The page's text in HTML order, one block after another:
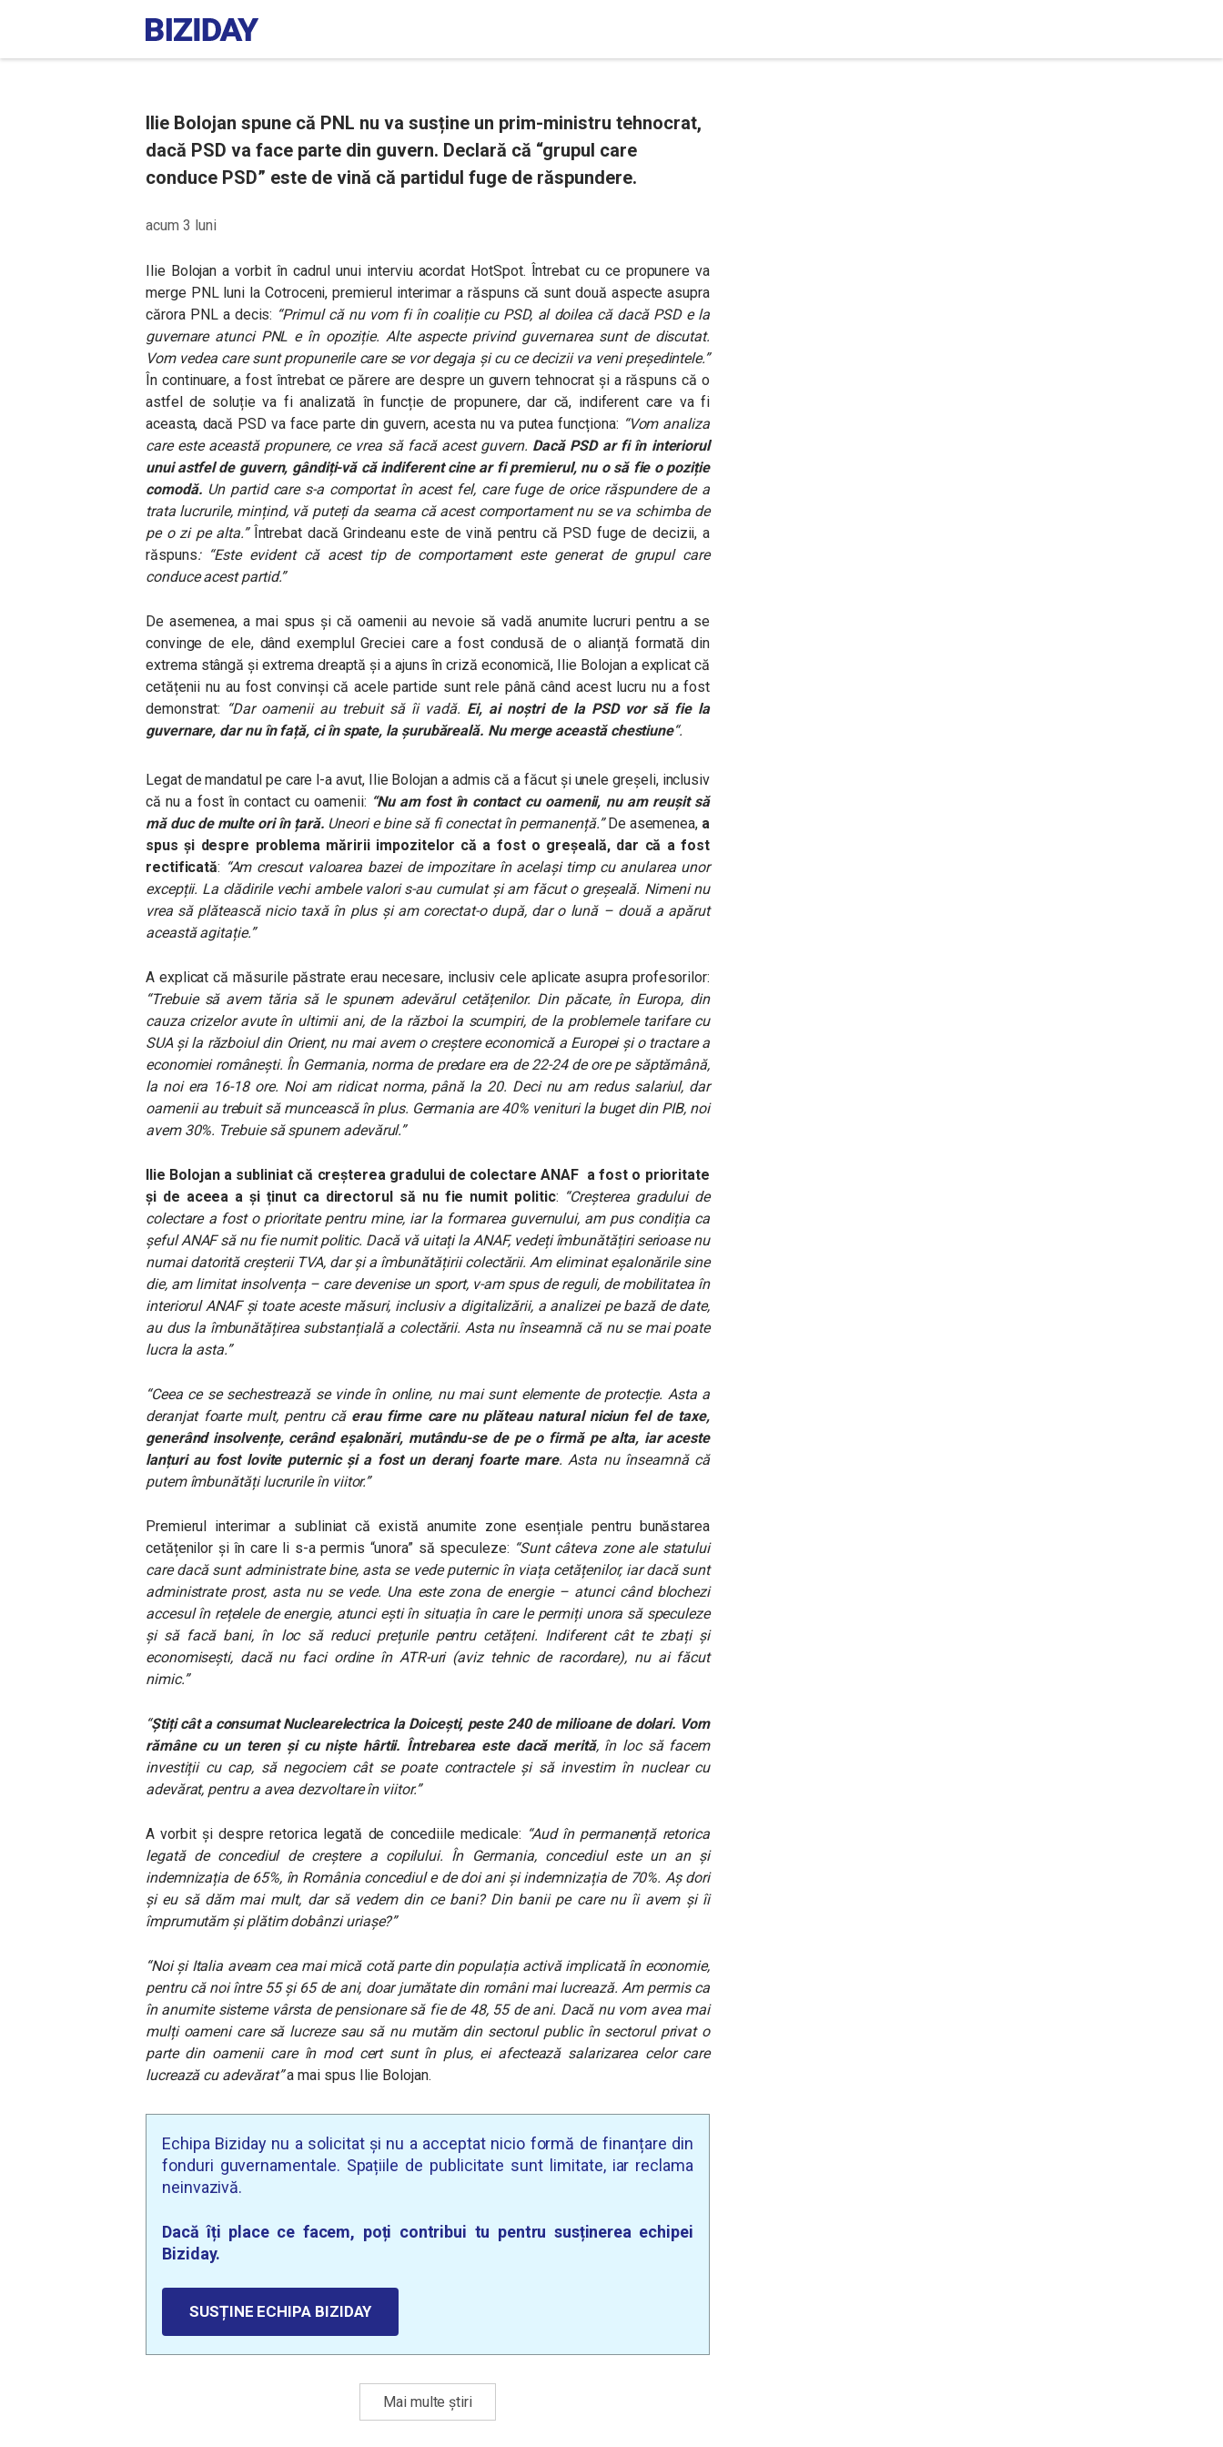
Ilie Bolojan spune că PNL nu va susține un prim-ministru tehnocrat,
dacă PSD va face parte din guvern. Declară că “grupul care
conduce PSD” este de vină că partidul fuge de răspundere.
acum 3 luni
Ilie Bolojan a vorbit în cadrul unui interviu acordat HotSpot. Întrebat cu ce propunere va
merge PNL luni la Cotroceni, premierul interimar a răspuns că sunt două aspecte asupra
cărora PNL a decis: “Primul că nu vom fi în coaliție cu PSD, al doilea că dacă PSD e la
guvernare atunci PNL e în opoziție. Alte aspecte privind guvernarea sunt de discutat.
Vom vedea care sunt propunerile care se vor degaja și cu ce decizii va veni președintele.”
În continuare, a fost întrebat ce părere are despre un guvern tehnocrat și a răspuns că o
astfel de soluție va fi analizată în funcție de propunere, dar că, indiferent care va fi
aceasta, dacă PSD va face parte din guvern, acesta nu va putea funcționa: “Vom analiza
care este această propunere, ce vrea să facă acest guvern. Dacă PSD ar fi în interiorul
unui astfel de guvern, gândiți-vă că indiferent cine ar fi premierul, nu o să fie o poziție
comodă. Un partid care s-a comportat în acest fel, care fuge de orice răspundere de a
trata lucrurile, mințind, vă puteți da seama că acest comportament nu se va schimba de
pe o zi pe alta.” Întrebat dacă Grindeanu este de vină pentru că PSD fuge de decizii, a
răspuns: “Este evident că acest tip de comportament este generat de grupul care
conduce acest partid.”
De asemenea, a mai spus și că oamenii au nevoie să vadă anumite lucruri pentru a se
convinge de ele, dând exemplul Greciei care a fost condusă de o alianță formată din
extrema stângă și extrema dreaptă și a ajuns în criză economică, Ilie Bolojan a explicat că
cetățenii nu au fost convinși că acele partide sunt rele până când acest lucru nu a fost
demonstrat: “Dar oamenii au trebuit să îi vadă. Ei, ai noștri de la PSD vor să fie la
guvernare, dar nu în față, ci în spate, la șurubăreală. Nu merge această chestiune“.
Legat de mandatul pe care l-a avut, Ilie Bolojan a admis că a făcut și unele greșeli, inclusiv
că nu a fost în contact cu oamenii: “Nu am fost în contact cu oamenii, nu am reușit să
mă duc de multe ori în țară. Uneori e bine să fi conectat în permanență.”De asemenea, a
spus și despre problema măririi impozitelor că a fost o greșeală, dar că a fost
rectificată: “Am crescut valoarea bazei de impozitare în același timp cu anularea unor
excepții. La clădirile vechi ambele valori s-au cumulat și am făcut o greșeală. Nimeni nu
vrea să plătească nicio taxă în plus și am corectat-o după, dar o lună – două a apărut
această agitație.”
A explicat că măsurile păstrate erau necesare, inclusiv cele aplicate asupra profesorilor:
“Trebuie să avem tăria să le spunem adevărul cetățenilor. Din păcate, în Europa, din
cauza crizelor avute în ultimii ani, de la război la scumpiri, de la problemele tarifare cu
SUA și la războiul din Orient, nu mai avem o creștere economică a Europei și o tractare a
economiei românești. În Germania, norma de predare era de 22-24 de ore pe săptămână,
la noi era 16-18 ore. Noi am ridicat norma, până la 20. Deci nu am redus salariul, dar
oamenii au trebuit să muncească în plus. Germania are 40% venituri la buget din PIB, noi
avem 30%. Trebuie să spunem adevărul.”
Ilie Bolojan a subliniat că creșterea gradului de colectare ANAF a fost o prioritate
și de aceea a și ținut ca directorul să nu fie numit politic: “Creșterea gradului de
colectare a fost o prioritate pentru mine, iar la formarea guvernului, am pus condiția ca
șeful ANAF să nu fie numit politic. Dacă vă uitați la ANAF, vedeți îmbunătățiri serioase nu
numai datorită creșterii TVA, dar și a îmbunătățirii colectării. Am eliminat eșalonările sine
die, am limitat insolvența – care devenise un sport, v-am spus de reguli, de mobilitatea în
interiorul ANAF și toate aceste măsuri, inclusiv a digitalizării, a analizei pe bază de date,
au dus la îmbunătățirea substanțială a colectării. Asta nu înseamnă că nu se mai poate
lucra la asta.”
“Ceea ce se sechestrează se vinde în online, nu mai sunt elemente de protecție. Asta a
deranjat foarte mult, pentru căerau firme care nu plăteau natural niciun fel de taxe,
generând insolvențe, cerând eșalonări, mutându-se de pe o firmă pe alta, iar aceste
lanțuri au fost lovite puternic și a fost un deranj foarte mare. Asta nu înseamnă că
putem îmbunătăți lucrurile în viitor.”
Premierul interimar a subliniat că există anumite zone esențiale pentru bunăstarea
cetățenilor și în care li s-a permis “unora” să speculeze: “Sunt câteva zone ale statului
care dacă sunt administrate bine, asta se vede puternic în viața cetățenilor, iar dacă sunt
administrate prost, asta nu se vede. Una este zona de energie – atunci când blochezi
accesul în rețelele de energie, atunci ești în situația în care le permiți unora să speculeze
și să facă bani, în loc să reduci prețurile pentru cetățeni. Indiferent cât te zbați și
economisești, dacă nu faci ordine în ATR-uri (aviz tehnic de racordare), nu ai făcut
nimic.”
“Știți cât a consumat Nuclearelectrica la Doicești, peste 240 de milioane de dolari. Vom
rămâne cu un teren și cu niște hârtii. Întrebarea este dacă merită, în loc să facem
investiții cu cap, să negociem cât se poate contractele și să investim în nuclear cu
adevărat, pentru a avea dezvoltare în viitor.”
A vorbit și despre retorica legată de concediile medicale: “Aud în permanență retorica
legată de concediul de creștere a copilului. În Germania, concediul este un an și
indemnizația de 65%, în România concediul e de doi ani și indemnizația de 70%. Aș dori
și eu să dăm mai mult, dar să vedem din ce bani? Din banii pe care nu îi avem și îi
împrumutăm și plătim dobânzi uriașe?”
“Noi și Italia aveam cea mai mică cotă parte din populația activă implicată în economie,
pentru că noi între 55 și 65 de ani, doar jumătate din români mai lucrează. Am permis ca
în anumite sisteme vârsta de pensionare să fie de 48, 55 de ani. Dacă nu vom avea mai
mulți oameni care să lucreze sau să nu mutăm din sectorul public în sectorul privat o
parte din oamenii care în mod cert sunt în plus, ei afectează salarizarea celor care
lucrează cu adevărat”a mai spus Ilie Bolojan.
Echipa Biziday nu a solicitat și nu a acceptat nicio formă de finanțare din
fonduri guvernamentale. Spațiile de publicitate sunt limitate, iar reclama
neinvazivă.
Dacă îți place ce facem, poți contribui tu pentru susținerea echipei
Biziday.
SUSȚINE ECHIPA BIZIDAY
Mai multe știri